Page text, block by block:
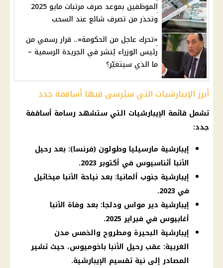
الموظفين بموعد صرف مرتبات مايو 2025
وتحذر من تصرف شائع عند السحب
«تحرك عاجل من الحكومة».. قرار رسمي من
رئيس الوزراء يُنشر في الجريدة الرسمية –
ما الذي سيتغيّر؟
أبرز الإيبارشيات التي سيُرسى فيها أساقفة جدد
تشمل قائمة الإيبارشيات التي ستشهد رسامة أساقفة
جدد:
إيبارشية مارسيليا وطولون (فرنسا): بعد رحيل
الأنبا أثناسيوس في أكتوبر 2023.
إيبارشية جنوب ألمانيا: بعد نياحة الأنبا ميخائيل
في 2023.
إيبارشية دير مواس ودلجا: بعد وفاة الأنبا
أغابيوس في فبراير 2025.
إيبارشية البحيرة ومطروح والخمس مدن
الغربية: عقب رحيل الأنبا باخوميوس، حيث تشير
المصادر إلى نية تقسيم الإيبارشية.